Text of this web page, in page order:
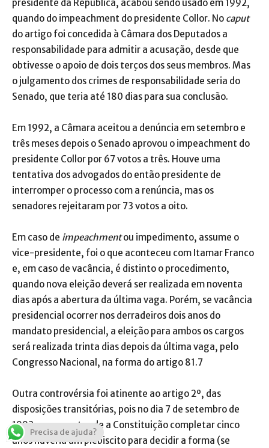
presidente da República, acabou sendo usado em 1992,
quando do impeachment do presidente Collor. No caput
do artigo foi concedida à Câmara dos Deputados a
responsabilidade para admitir a acusação, desde que
obtivesse o apoio de dois terços dos seus membros. Mas
o julgamento dos crimes de responsabilidade seria do
Senado, que teria até 180 dias para sua conclusão.
Em 1992, a Câmara aceitou a denúncia em setembro e
três meses depois o Senado aprovou o impeachment do
presidente Collor por 67 votos a três. Houve uma
tentativa dos advogados do então presidente de
interromper o processo com a renúncia, mas os
senadores rejeitaram por 73 votos a oito.
Em caso de impeachmentou impedimento, assume o
vice-presidente, foi o que aconteceu com Itamar Franco
e, em caso de vacância, é distinto o procedimento,
quando nova eleição deverá ser realizada em noventa
dias após a abertura da última vaga. Porém, se vacância
presidencial ocorrer nos derradeiros dois anos do
mandato presidencial, a eleição para ambos os cargos
será realizada trinta dias depois da última vaga, pelo
Congresso Nacional, na forma do artigo 81.7
Outra controvérsia foi atinente ao artigo 2º, das
disposições transitórias, pois no dia 7 de setembro de
1993, pouco antes de a Constituição completar cinco
anos haveria um plebiscito para decidir a forma (se
Precisa de ajuda?